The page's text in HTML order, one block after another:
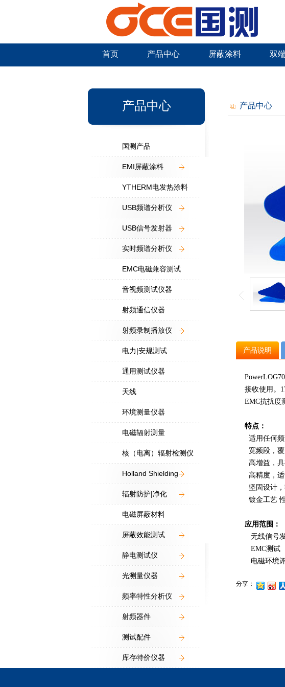
首页 产品中心 屏蔽涂料 双
产品中心
国测产品
EMI屏蔽涂料
YTHERM电发热涂料
USB频谱分析仪
USB信号发射器
实时频谱分析仪
EMC电磁兼容测试
音视频测试仪器
射频通信仪器
射频录制播放仪
电力|安规测试
通用测试仪器
天线
环境测量仪器
电磁辐射测量
核（电离）辐射检测仪
Holland Shielding
辐射防护|净化
电磁屏蔽材料
屏蔽效能测试
静电测试仪
光测量仪器
频率特性分析仪
射频器件
测试配件
库存特价仪器
产品中心
产品说明
接收使用。
EMC抗扰度
特点：
适用任何
宽频段，
高增益，
高精度，
坚固设计
镀金工艺
应用范围：
无线信号
EMC测试
电磁环境
分享：